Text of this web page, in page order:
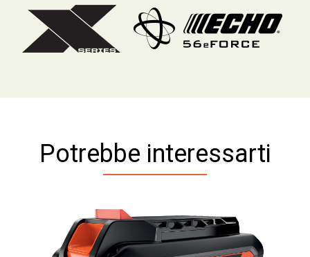
Potrebbe interessarti